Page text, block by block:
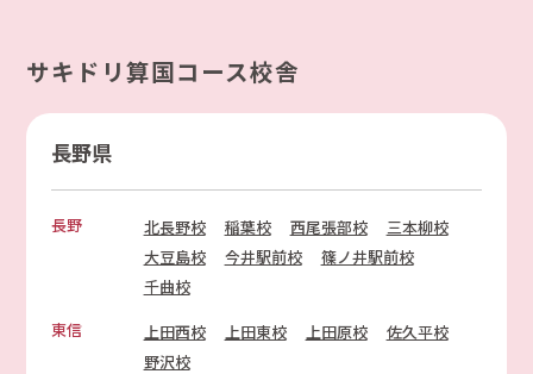
サキドリ算国コース校舎
長野県
長野 北長野校 稲葉校 西尾張部校
三本柳校
大豆島校
今井駅前校
篠ノ井駅前校
千曲校
東信
上田西校 上田東校 上田原校
佐久平校
野沢校